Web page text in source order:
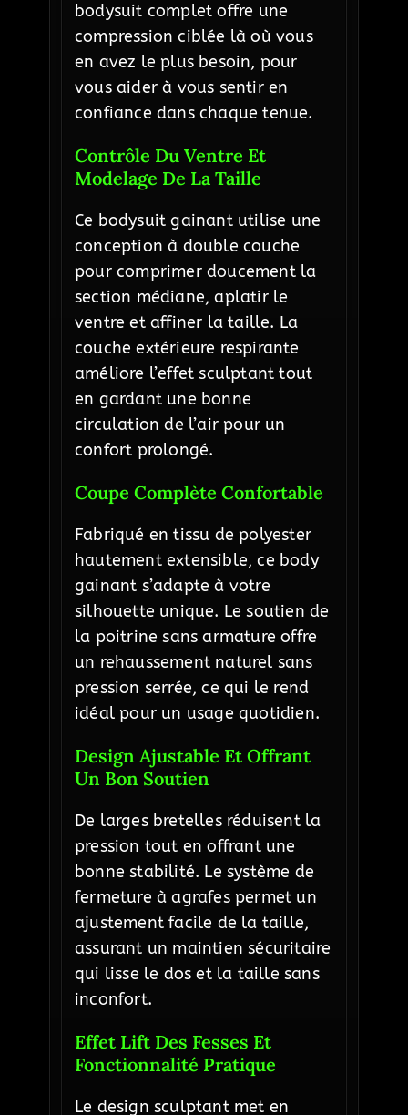
bodysuit complet offre une
compression ciblée là où vous
en avez le plus besoin, pour
vous aider à vous sentir en
confiance dans chaque tenue.
Contrôle Du Ventre Et
Modelage De La Taille
Ce bodysuit gainant utilise une
conception à double couche
pour comprimer doucement la
section médiane, aplatir le
ventre et affiner la taille. La
couche extérieure respirante
améliore l’effet sculptant tout
en gardant une bonne
circulation de l’air pour un
confort prolongé.
Coupe Complète Confortable
Fabriqué en tissu de polyester
hautement extensible, ce body
gainant s’adapte à votre
silhouette unique. Le soutien de
la poitrine sans armature offre
un rehaussement naturel sans
pression serrée, ce qui le rend
idéal pour un usage quotidien.
Design Ajustable Et Offrant
Un Bon Soutien
De larges bretelles réduisent la
pression tout en offrant une
bonne stabilité. Le système de
fermeture à agrafes permet un
ajustement facile de la taille,
assurant un maintien sécuritaire
qui lisse le dos et la taille sans
inconfort.
Effet Lift Des Fesses Et
Fonctionnalité Pratique
Le design sculptant met en